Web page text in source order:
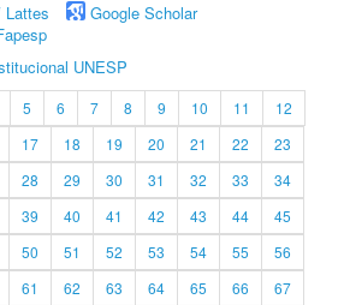
Lattes
Google Scholar
UNESP
5 6 7 8 9 10 11
12
17 18 19 20 21 22
23
28 29 30 31 32 33
34
39 40 41 42 43 44
45
50 51 52 53 54 55
56
61 62 63 64 65 66
67